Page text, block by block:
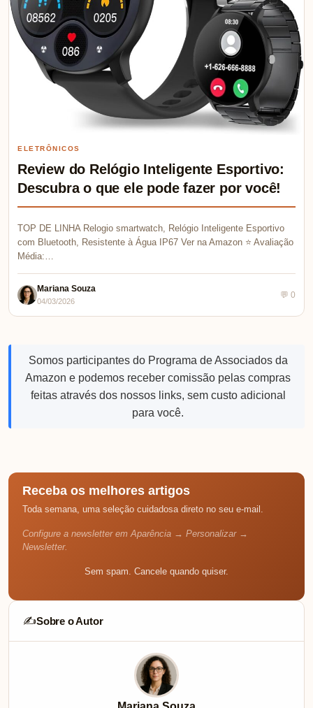
ELETRÔNICOS
Review do Relógio Inteligente Esportivo:
Descubra o que ele pode fazer por você!
TOP DE LINHA Relogio smartwatch, Relógio Inteligente Esportivo
com Bluetooth, Resistente à Água IP67 Ver na Amazon ⭐ Avaliação
Média:…
Mariana Souza
04/03/2026
💬 0
Somos participantes do Programa de Associados da
Amazon e podemos receber comissão pelas compras
feitas através dos nossos links, sem custo adicional
para você.
Receba os melhores artigos
Toda semana, uma seleção cuidadosa direto no seu e-mail.
Configure a newsletter em Aparência → Personalizar →
Newsletter.
Sem spam. Cancele quando quiser.
✍️Sobre o Autor